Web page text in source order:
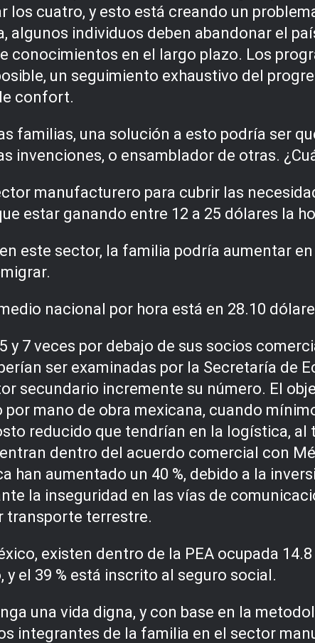
los cuatro, y esto está creando un
algunos individuos deben abandonar el
conocimientos en el largo plazo. Los
un seguimiento exhaustivo del
confort.
familias, una solución a esto podría ser
invenciones, o ensamblador de otras.
manufacturero para cubrir las
estar ganando entre 12 a 25 dólares la
este sector, la familia podría aumentar
nacional por hora está en 28.10
y 7 veces por debajo de sus socios
ser examinadas por la Secretaría de
secundario incremente su número. El
por mano de obra mexicana, cuando
reducido que tendrían en la logística, al
dentro del acuerdo comercial con
han aumentado un 40 %, debido a la
la inseguridad en las vías de
transporte terrestre.
existen dentro de la PEA ocupada
el 39 % está inscrito al seguro social.
una vida digna, y con base en la
integrantes de la familia en el sector